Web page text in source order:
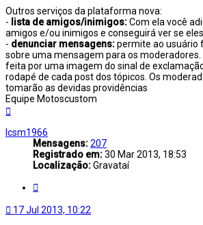
Outros serviços da plataforma nova:
- lista de amigos/inimigos:Com ela você
amigos e/ou inimigos e conseguirá ver se
- denunciar mensagens:permite ao usuário
sobre uma mensagem para os moderadores.
feita por uma imagem do sinal de
rodapé de cada post dos tópicos. Os
tomarão as devidas providências
Equipe Motoscustom
topo
lcsm1966
Mensagens:207
Registrado em:30 Mar 2013, 18:53
Localização:Gravataí
17 Jul 2013, 10:22